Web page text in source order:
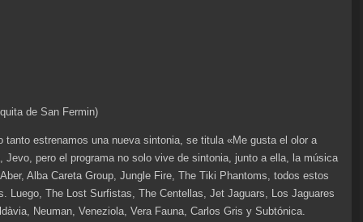
de San Fermin)
tanto estrenamos una nueva sintonia, se titula «Me gusta el olor a
Jevo, pero el programa no solo vive de sintonia, junto a ella, la música
Alba Careta Group, Jungle Fire, The Tiki Phantoms, todos estos
Luego, The Lost Surfistas, The Centellas, Jet Jaguars, Los Jaguares
Neuman, Veneziola, Vera Fauna, Carlos Gris y Subtónica.